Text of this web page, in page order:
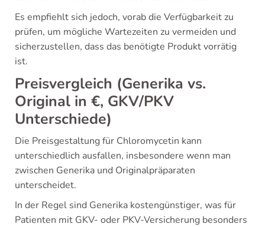
Es empfiehlt sich jedoch, vorab die Verfügbarkeit zu
prüfen, um mögliche Wartezeiten zu vermeiden und
sicherzustellen, dass das benötigte Produkt vorrätig
ist.
Preisvergleich (Generika vs.
Original in €, GKV/PKV
Unterschiede)
Die Preisgestaltung für Chloromycetin kann
unterschiedlich ausfallen, insbesondere wenn man
zwischen Generika und Originalpräparaten
unterscheidet.
In der Regel sind Generika kostengünstiger, was für
Patienten mit GKV- oder PKV-Versicherung besonders